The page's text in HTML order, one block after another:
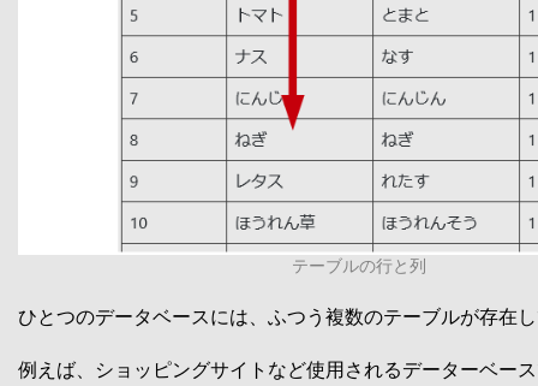
テーブルの行と列
ひとつのデータベースには、ふつう複数のテーブルが存在
例えば、ショッピングサイトなど使用されるデーターベー